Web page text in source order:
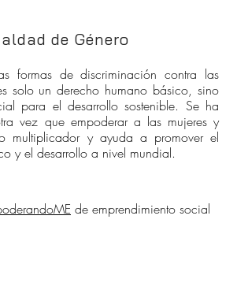
de Género
formas de discriminación contra las
solo un derecho humano básico, sino
para el desarrollo sostenible. Se ha
vez que empoderar a las mujeres y
multiplicador y ayuda a promover el
y el desarrollo a nivel mundial.
de emprendimiento social